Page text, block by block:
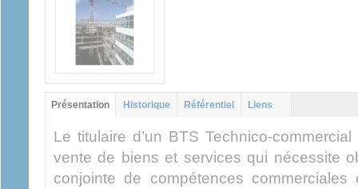
Groupe principal
Présentation (onglet
actif)
Historique Référentiel Liens
Le titulaire d’un BTS Technico-
vente de biens et services qui nécessite
conjointe de compétences